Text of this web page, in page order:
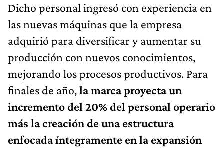
Dicho personal ingresó con experiencia en
las nuevas máquinas que la empresa
adquirió para diversificar y aumentar su
producción con nuevos conocimientos,
mejorando los procesos productivos. Para
finales de año,la marca proyecta un
incremento del 20% del personal operario
más la creación de una estructura
enfocada íntegramente en la expansión